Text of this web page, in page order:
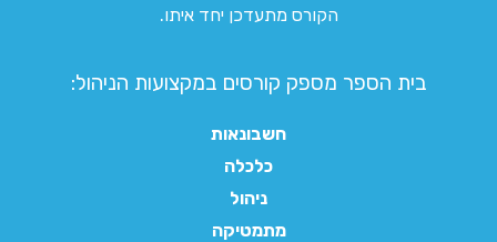
הקורס מתעדכן יחד איתו.
בית הספר מספק קורסים במקצועות הניהול:
חשבונאות
כלכלה
ניהול
מתמטיקה